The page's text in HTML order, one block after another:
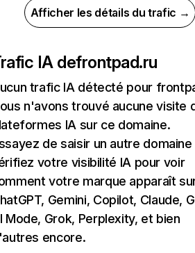
Afficher les détails du trafic →
IA defrontpad.ru
trafic IA détecté pour
n'avons trouvé aucune visite
IA sur ce domaine.
de saisir un autre domaine
votre visibilité IA pour voir
votre marque apparaît
Gemini, Copilot, Claude,
Mode, Grok, Perplexity, et bien
encore.